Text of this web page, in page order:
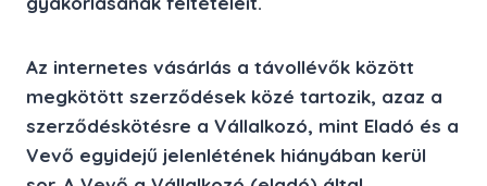
Az internetes vásárlás a távollévők között
megkötött szerződések közé tartozik, azaz a
szerződéskötésre a Vállalkozó, mint Eladó és a
Vevő egyidejű jelenlétének hiányában kerül